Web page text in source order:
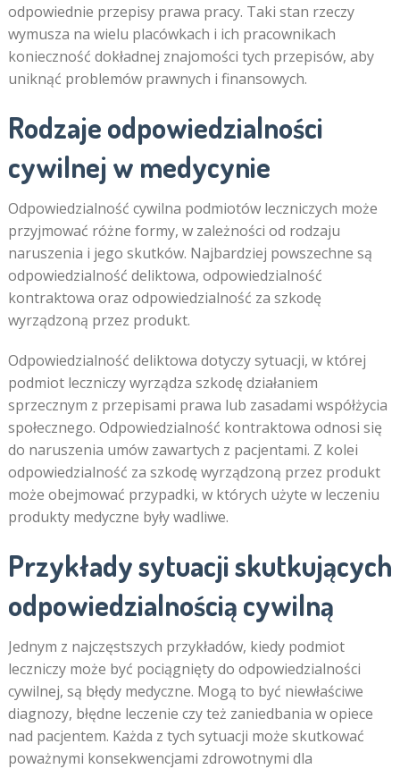
odpowiednie przepisy prawa pracy. Taki stan rzeczy
wymusza na wielu placówkach i ich pracownikach
konieczność dokładnej znajomości tych przepisów, aby
uniknąć problemów prawnych i finansowych.
Rodzaje odpowiedzialności
cywilnej w medycynie
Odpowiedzialność cywilna podmiotów leczniczych może
przyjmować różne formy, w zależności od rodzaju
naruszenia i jego skutków. Najbardziej powszechne są
odpowiedzialność deliktowa, odpowiedzialność
kontraktowa oraz odpowiedzialność za szkodę
wyrządzoną przez produkt.
Odpowiedzialność deliktowa dotyczy sytuacji, w której
podmiot leczniczy wyrządza szkodę działaniem
sprzecznym z przepisami prawa lub zasadami współżycia
społecznego. Odpowiedzialność kontraktowa odnosi się
do naruszenia umów zawartych z pacjentami. Z kolei
odpowiedzialność za szkodę wyrządzoną przez produkt
może obejmować przypadki, w których użyte w leczeniu
produkty medyczne były wadliwe.
Przykłady sytuacji skutkujących
odpowiedzialnością cywilną
Jednym z najczęstszych przykładów, kiedy podmiot
leczniczy może być pociągnięty do odpowiedzialności
cywilnej, są błędy medyczne. Mogą to być niewłaściwe
diagnozy, błędne leczenie czy też zaniedbania w opiece
nad pacjentem. Każda z tych sytuacji może skutkować
poważnymi konsekwencjami zdrowotnymi dla